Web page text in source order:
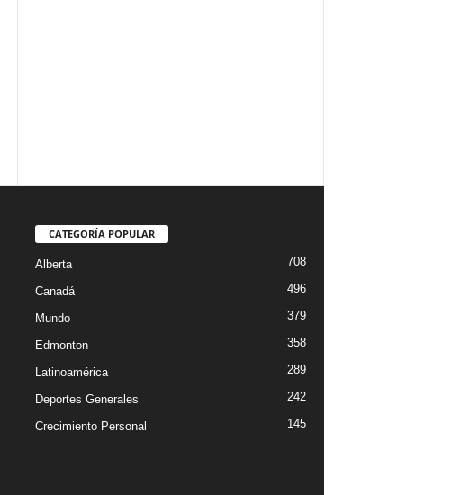
CATEGORÍA POPULAR
Alberta 708
Canadá 496
Mundo 379
Edmonton 358
Latinoamérica 289
Deportes Generales 242
Crecimiento Personal 145